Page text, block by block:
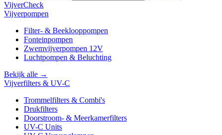
VijverCheck
Vijverpompen
Filter- & Beeklooppompen
Fonteinpompen
Zwemvijverpompen 12V
Luchtpompen & Beluchting
Bekijk alle →
Vijverfilters & UV-C
Trommelfilters & Combi's
Drukfilters
Doorstroom- & Meerkamerfilters
UV-C Units